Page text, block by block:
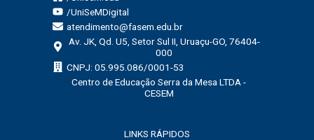
/UniSeMDigital
atendimento@fasem.edu.br
Av. JK, Qd. U5, Setor Sul II, Uruaçu-GO, 76404-
000
CNPJ: 05.995.086/0001-53
Centro de Educação Serra da Mesa LTDA -
CESEM
LINKS RÁPIDOS